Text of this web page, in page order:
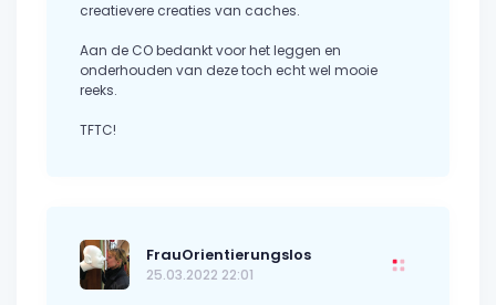
creatievere creaties van caches.
Aan de CO bedankt voor het leggen en
onderhouden van deze toch echt wel mooie
reeks.
TFTC!
FrauOrientierungslos
25.03.2022 22:01